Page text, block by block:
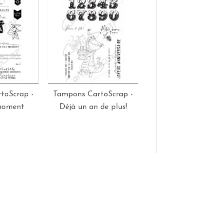
-
Tampons CartoScrap -
Déjà un an de plus!